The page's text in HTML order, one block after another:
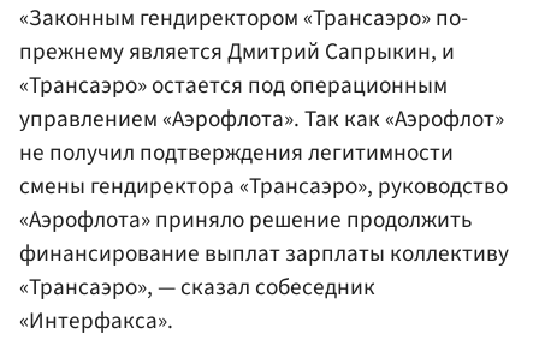
«Законным гендиректором «Трансаэро» по-
прежнему является Дмитрий Сапрыкин, и
«Трансаэро» остается под операционным
управлением «Аэрофлота». Так как «Аэрофлот»
не получил подтверждения легитимности
смены гендиректора «Трансаэро», руководство
«Аэрофлота» приняло решение продолжить
финансирование выплат зарплаты коллективу
«Трансаэро», — сказал собеседник
«Интерфакса».